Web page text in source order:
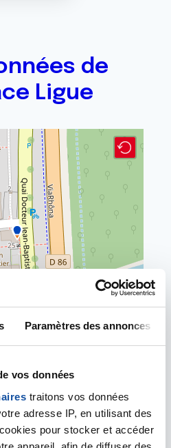
Paramètres des annonces
vos données
traitons vos données
adresse IP, en utilisant des
pour stocker et accéder
de
Ligue
| ©OpenStreetMapcontributors
SAINT-ANDÉOL